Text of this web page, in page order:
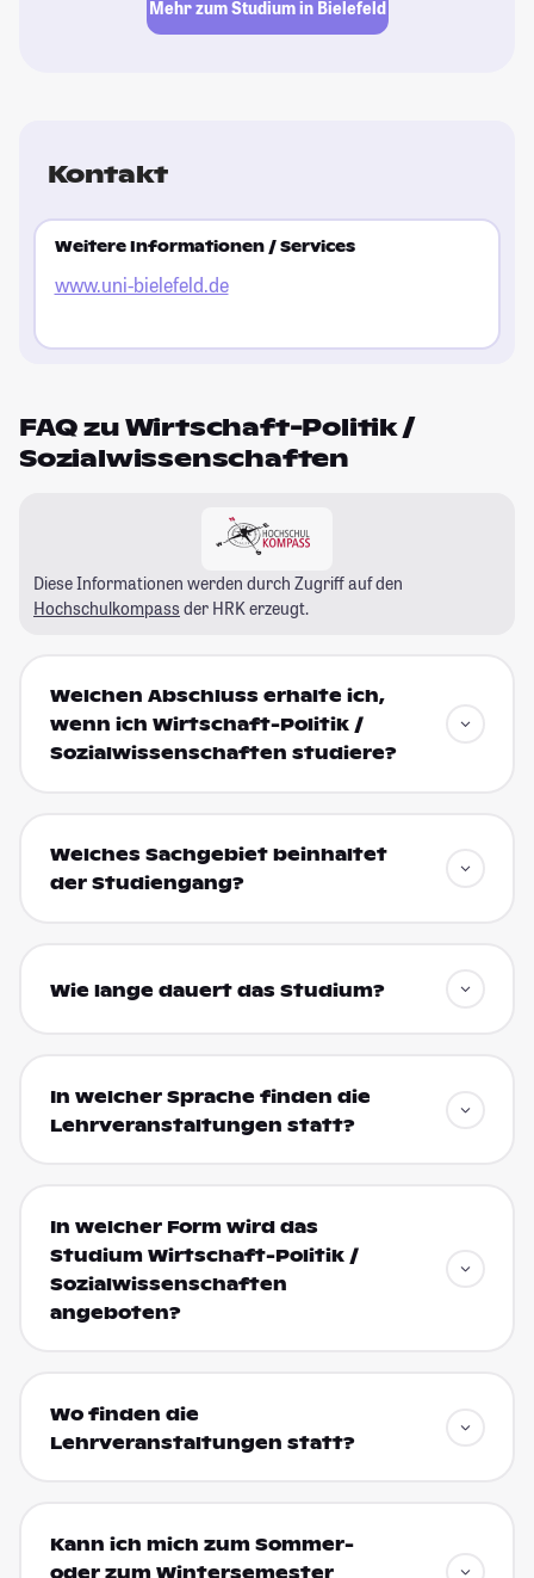
Mehr zum Studium in Bielefeld
Kontakt
Weitere Informationen / Services
www.uni-bielefeld.de
FAQ zu Wirtschaft-Politik /
Sozialwissenschaften
Diese Informationen werden durch Zugriff auf den
Hochschulkompass der HRK erzeugt.
Welchen Abschluss erhalte ich,
wenn ich Wirtschaft-Politik /
Sozialwissenschaften studiere?
Welches Sachgebiet beinhaltet
der Studiengang?
Wie lange dauert das Studium?
In welcher Sprache finden die
Lehrveranstaltungen statt?
In welcher Form wird das
Studium Wirtschaft-Politik /
Sozialwissenschaften
angeboten?
Wo finden die
Lehrveranstaltungen statt?
Kann ich mich zum Sommer-
oder zum Wintersemester